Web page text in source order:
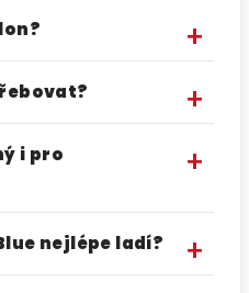
i pro
nejlépe ladí?